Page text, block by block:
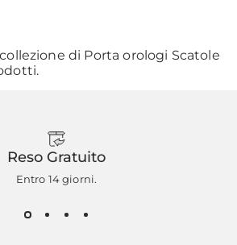
di Porta orologi Scatole
Reso Gratuito
Entro 14 giorni.